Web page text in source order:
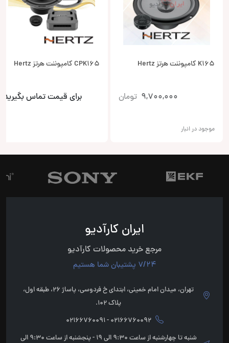
K165 کامپوننت هرتز Hertz
9,700,000 تومان
موجود در انبار
CPK165 کامپوننت هرتز Hertz
برای قیمت تماس بگیرید
ایران کارآدیو
مرجع خرید محصولات کارآدیو
7/24 پشتیبان شما هستیم
تهران، میدان امام خمینی، ابتدای خ فردوسی، پاساژ 26، طبقه اول،
پلاک 102.
02166760092 - 02166760091
شنبه تا چهارشنبه از ساعت 9:30 الی 19 - پنجشنبه از ساعت 9:30 الی